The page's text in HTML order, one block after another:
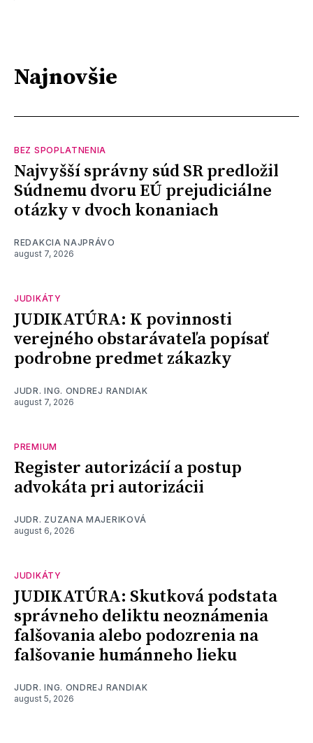
Najnovšie
BEZ SPOPLATNENIA
Najvyšší správny súd SR predložil
Súdnemu dvoru EÚ prejudiciálne
otázky v dvoch konaniach
REDAKCIA NAJPRÁVO
august 7, 2026
JUDIKÁTY
JUDIKATÚRA: K povinnosti
verejného obstarávateľa popísať
podrobne predmet zákazky
JUDR. ING. ONDREJ RANDIAK
august 7, 2026
PREMIUM
Register autorizácií a postup
advokáta pri autorizácii
JUDR. ZUZANA MAJERIKOVÁ
august 6, 2026
JUDIKÁTY
JUDIKATÚRA: Skutková podstata
správneho deliktu neoznámenia
falšovania alebo podozrenia na
falšovanie humánneho lieku
JUDR. ING. ONDREJ RANDIAK
august 5, 2026